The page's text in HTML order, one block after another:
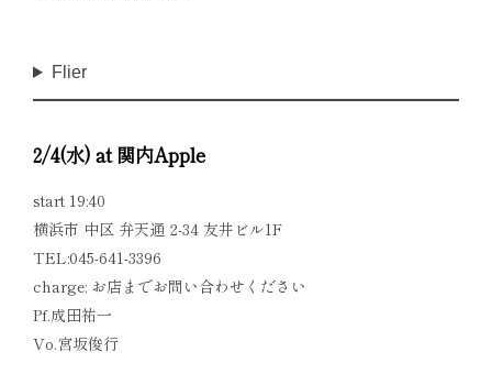
Flier
2/4(水) at 関内Apple
start 19:40
横浜市 中区 弁天通 2-34 友井ビル1F
TEL:045-641-3396
charge: お店までお問い合わせください
Pf.成田祐一
Vo.宮坂俊行